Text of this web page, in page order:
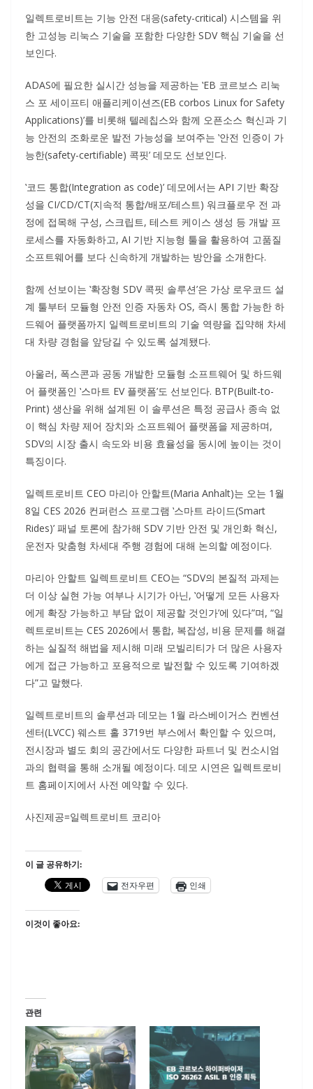
일렉트로비트는 기능 안전 대응(safety-critical) 시스템을 위
한 고성능 리눅스 기술을 포함한 다양한 SDV 핵심 기술을 선
보인다.
ADAS에 필요한 실시간 성능을 제공하는 ‛EB 코르보스 리눅
스 포 세이프티 애플리케이션즈(EB corbos Linux for Safety
Applications)’를 비롯해 텔레칩스와 함께 오픈소스 혁신과 기
능 안전의 조화로운 발전 가능성을 보여주는 ‛안전 인증이 가
능한(safety-certifiable) 콕핏’ 데모도 선보인다.
‛코드 통합(Integration as code)’ 데모에서는 API 기반 확장
성을 CI/CD/CT(지속적 통합/배포/테스트) 워크플로우 전 과
정에 접목해 구성, 스크립트, 테스트 케이스 생성 등 개발 프
로세스를 자동화하고, AI 기반 지능형 툴을 활용하여 고품질
소프트웨어를 보다 신속하게 개발하는 방안을 소개한다.
함께 선보이는 ‛확장형 SDV 콕핏 솔루션’은 가상 로우코드 설
계 툴부터 모듈형 안전 인증 자동차 OS, 즉시 통합 가능한 하
드웨어 플랫폼까지 일렉트로비트의 기술 역량을 집약해 차세
대 차량 경험을 앞당길 수 있도록 설계됐다.
아울러, 폭스콘과 공동 개발한 모듈형 소프트웨어 및 하드웨
어 플랫폼인 ‛스마트 EV 플랫폼’도 선보인다. BTP(Built-to-
Print) 생산을 위해 설계된 이 솔루션은 특정 공급사 종속 없
이 핵심 차량 제어 장치와 소프트웨어 플랫폼을 제공하며,
SDV의 시장 출시 속도와 비용 효율성을 동시에 높이는 것이
특징이다.
일렉트로비트 CEO 마리아 안할트(Maria Anhalt)는 오는 1월
8일 CES 2026 컨퍼런스 프로그램 ‛스마트 라이드(Smart
Rides)’ 패널 토론에 참가해 SDV 기반 안전 및 개인화 혁신,
운전자 맞춤형 차세대 주행 경험에 대해 논의할 예정이다.
마리아 안할트 일렉트로비트 CEO는 “SDV의 본질적 과제는
더 이상 실현 가능 여부나 시기가 아닌, ‛어떻게 모든 사용자
에게 확장 가능하고 부담 없이 제공할 것인가’에 있다”며, “일
렉트로비트는 CES 2026에서 통합, 복잡성, 비용 문제를 해결
하는 실질적 해법을 제시해 미래 모빌리티가 더 많은 사용자
에게 접근 가능하고 포용적으로 발전할 수 있도록 기여하겠
다”고 말했다.
일렉트로비트의 솔루션과 데모는 1월 라스베이거스 컨벤션
센터(LVCC) 웨스트 홀 3719번 부스에서 확인할 수 있으며,
전시장과 별도 회의 공간에서도 다양한 파트너 및 컨소시엄
과의 협력을 통해 소개될 예정이다. 데모 시연은 일렉트로비
트 홈페이지에서 사전 예약할 수 있다.
사진제공=일렉트로비트 코리아
이 글 공유하기:
전자우편
인쇄
이것이 좋아요:
관련